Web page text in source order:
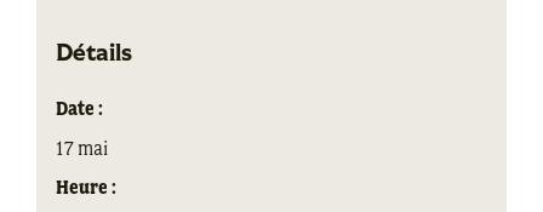
Détails
Date :
17 mai
Heure :